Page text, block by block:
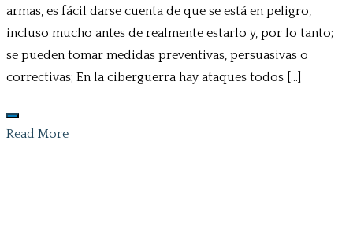
armas, es fácil darse cuenta de que se está en peligro,
incluso mucho antes de realmente estarlo y, por lo tanto;
se pueden tomar medidas preventivas, persuasivas o
correctivas; En la ciberguerra hay ataques todos […]
Read More